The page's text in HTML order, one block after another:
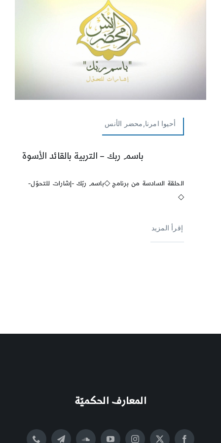
أحيوا امرنا,محضر الأنس
باسم ربك – التربية بالقائد الأسوة
الحلقة السادسة من برنامج ◇باسم ربّك -إشارات للتحوّل-
◇
إقرأ المزيد
المعارف الحكميّة